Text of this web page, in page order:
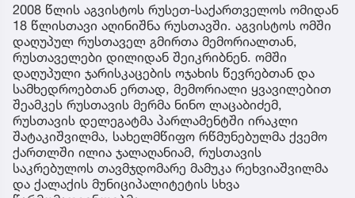
2008 წლის აგვისტოს რუსეთ-საქართველოს ომიდან
18 წლისთავი აღინიშნა რუსთავში. აგვისტოს ომში
დაღუპულ რუსთაველ გმირთა მემორიალთან,
რუსთაველები დილიდან შეიკრიბნენ. ომში
დაღუპული ჯარისკაცების ოჯახის წევრებთან და
სამხედროებთან ერთად, მემორიალი ყვავილებით
შეამკეს რუსთავის მერმა ნინო ლაცაბიძემ,
რუსთავის დელეგატმა პარლამენტში ირაკლი
შატაკიშვილმა, სახელმწიფო რწმუნებულმა ქვემო
ქართლში ილია ჯალაღანიამ, რუსთავის
საკრებულოს თავმჯდომარე მამუკა რეხვიაშვილმა
და ქალაქის მუნიციპალიტეტის სხვა